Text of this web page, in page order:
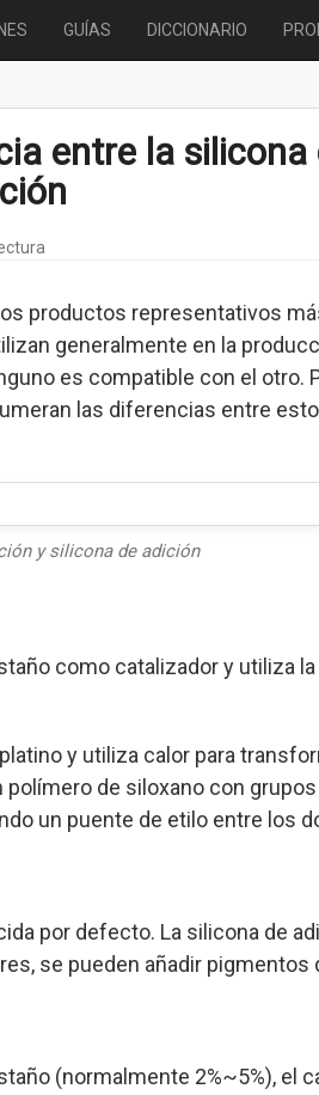
GUÍAS DICCIONARIO
entre la silicona
productos representativos
generalmente en la
es compatible con el otro.
las diferencias entre
y silicona de adición
como catalizador y utiliza
y utiliza calor para
de siloxano con
un puente de etilo entre los
por defecto. La silicona de
se pueden añadir pigmentos
(normalmente 2%~5%), el